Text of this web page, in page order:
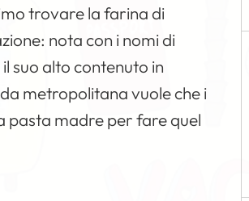
trovare la farina di
nota con i nomi di
il suo alto contenuto in
metropolitana vuole che i
pasta madre per fare quel